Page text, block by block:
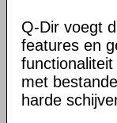
Q-Dir voegt
features en
met
harde